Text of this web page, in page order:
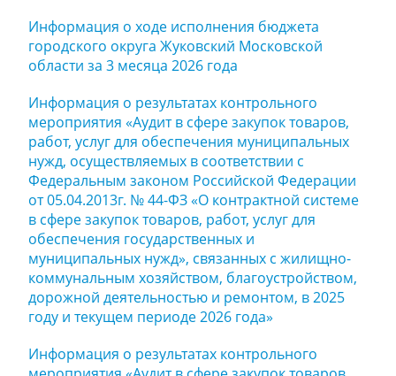
Информация о ходе исполнения бюджета
городского округа Жуковский Московской
области за 3 месяца 2026 года
Информация о результатах контрольного
мероприятия «Аудит в сфере закупок товаров,
работ, услуг для обеспечения муниципальных
нужд, осуществляемых в соответствии с
Федеральным законом Российской Федерации
от 05.04.2013г. № 44-ФЗ «О контрактной системе
в сфере закупок товаров, работ, услуг для
обеспечения государственных и
муниципальных нужд», связанных с жилищно-
коммунальным хозяйством, благоустройством,
дорожной деятельностью и ремонтом, в 2025
году и текущем периоде 2026 года»
Информация о результатах контрольного